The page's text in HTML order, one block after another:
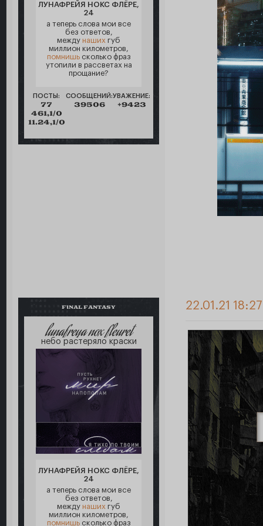
ЛУНАФРЕЙЯ НОКС ФЛЁРЕ,
24
а теперь слова мои все
без ответов,
между наших губ
миллион километров,
помнишьсколько фраз
утопили в рассветах на
прощание?
ПОСТЫ:
77
461,1/0
11.24,1/0
СООБЩЕНИЙ:
39506
УВАЖЕНИЕ:
+9423
FINAL FANTASY
lunafreya nox fleuret
небо растеряло краски
ЛУНАФРЕЙЯ НОКС ФЛЁРЕ,
24
а теперь слова мои все
без ответов,
между наших губ
миллион километров,
помнишьсколько фраз
22.01.21